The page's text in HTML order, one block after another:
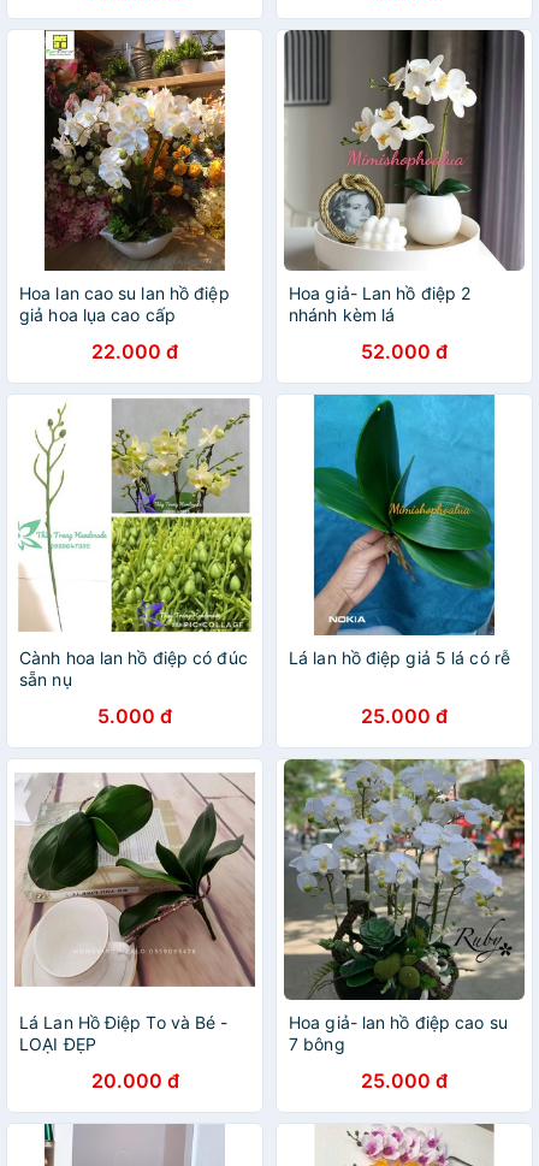
Hoa lan cao su lan hồ điệp
giả hoa lụa cao cấp
22.000 đ
Hoa giả- Lan hồ điệp 2
nhánh kèm lá
52.000 đ
Cành hoa lan hồ điệp có đúc
sẵn nụ
5.000 đ
Lá lan hồ điệp giả 5 lá có rễ
25.000 đ
Lá Lan Hồ Điệp To và Bé -
LOẠI ĐẸP
20.000 đ
Hoa giả- lan hồ điệp cao su
7 bông
25.000 đ